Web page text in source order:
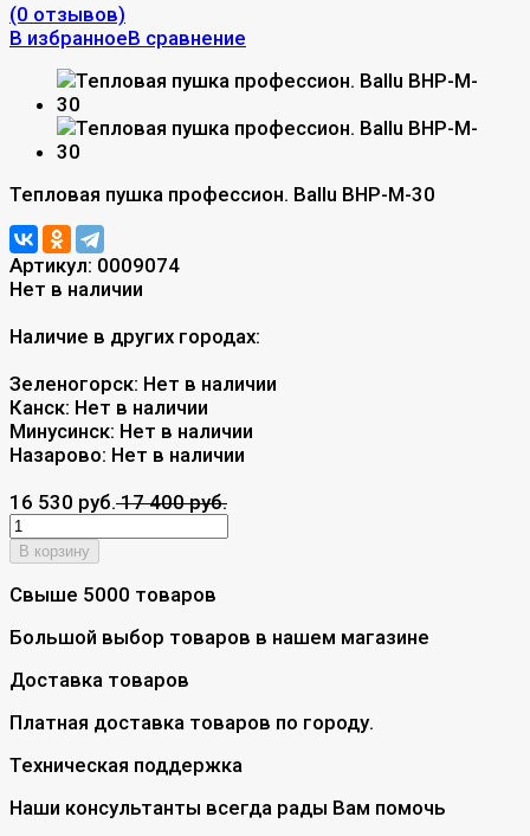
(0 отзывов)
В избранноеВ сравнение
Тепловая пушка профессион. Ballu BHP-M-30
Артикул: 0009074
Нет в наличии
Наличие в других городах:
Зеленогорск: Нет в наличии
Канск: Нет в наличии
Минусинск: Нет в наличии
Назарово: Нет в наличии
16 530 руб.17 400 руб.
В корзину
Свыше 5000 товаров
Большой выбор товаров в нашем магазине
Доставка товаров
Платная доставка товаров по городу.
Техническая поддержка
Наши консультанты всегда рады Вам помочь